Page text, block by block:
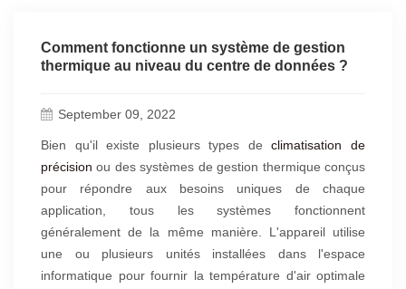
Comment fonctionne un système de gestion
thermique au niveau du centre de données ?
September 09, 2022
Bien qu'il existe plusieurs types declimatisation de
précision ou des systèmes de gestion thermique conçus
pour répondre aux besoins uniques de chaque
application, tous les systèmes fonctionnent
généralement de la même manière. L'appareil utilise
une ou plusieurs unités installées dans l'espace
informatique pour fournir la température d'air optimale